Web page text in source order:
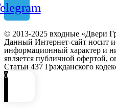
© 2013-2025 входные «Двери
Данный Интернет-сайт носит
информационный характер и
является публичной офертой,
Статьи 437 Гражданского
0